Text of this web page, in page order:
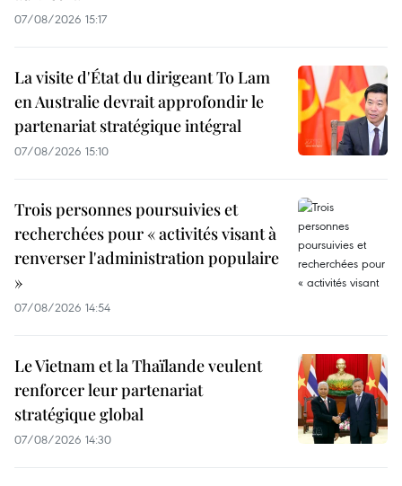
07/08/2026 15:17
La visite d'État du dirigeant To Lam
en Australie devrait approfondir le
partenariat stratégique intégral
07/08/2026 15:10
Trois personnes poursuivies et
recherchées pour « activités visant à
renverser l'administration populaire
»
07/08/2026 14:54
Le Vietnam et la Thaïlande veulent
renforcer leur partenariat
stratégique global
07/08/2026 14:30